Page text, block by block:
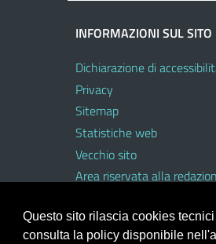
INFORMAZIONI SUL SITO
Dichiarazione di
Privacy
Sitemap
Statistiche web
Vecchio sito
Area riservata alla
Questo sito rilascia cookies
consulta la policy disponibile